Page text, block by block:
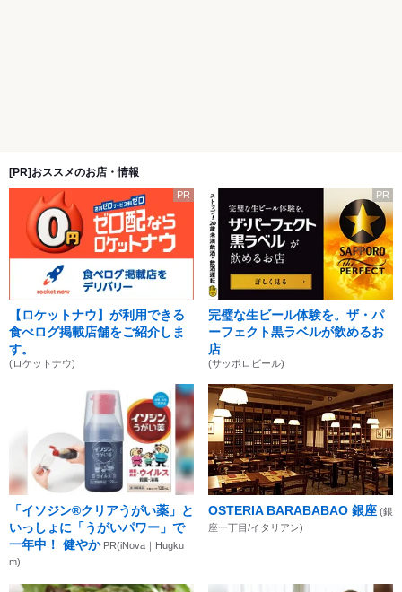
[PR]おススメのお店・情報
PR
【ロケットナウ】が利用できる
食べログ掲載店舗をご紹介しま
す。
(ロケットナウ)
PR
完璧な生ビール体験を。ザ・パ
ーフェクト黒ラベルが飲めるお
店
(サッポロビール)
「イソジン®クリアうがい薬」と
いっしょに「うがいパワー」で
一年中！ 健やか PR(iNova｜Hugku
m)
OSTERIA BARABABAO 銀座 (銀
座一丁目/イタリアン)